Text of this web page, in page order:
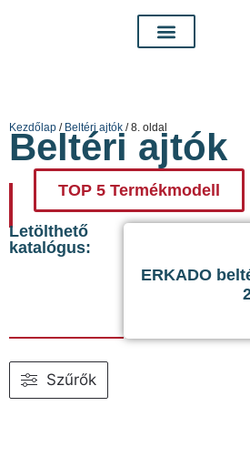
Kezdőlap / Beltéri ajtók / 8. oldal
Beltéri ajtók
TOP 5 Termékmodell
Letölthető
katalógus:
ERKADO
Szűrők